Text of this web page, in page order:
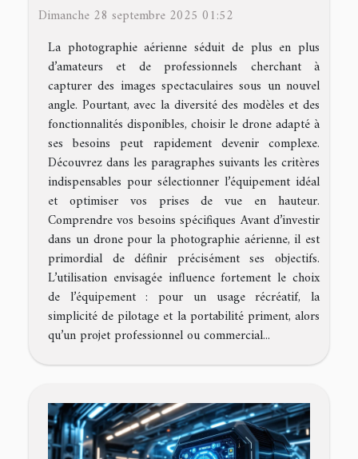
Dimanche 28 septembre 2025 01:52
La photographie aérienne séduit de plus en plus
d’amateurs et de professionnels cherchant à
capturer des images spectaculaires sous un nouvel
angle. Pourtant, avec la diversité des modèles et des
fonctionnalités disponibles, choisir le drone adapté à
ses besoins peut rapidement devenir complexe.
Découvrez dans les paragraphes suivants les critères
indispensables pour sélectionner l’équipement idéal
et optimiser vos prises de vue en hauteur.
Comprendre vos besoins spécifiques Avant d’investir
dans un drone pour la photographie aérienne, il est
primordial de définir précisément ses objectifs.
L’utilisation envisagée influence fortement le choix
de l’équipement : pour un usage récréatif, la
simplicité de pilotage et la portabilité priment, alors
qu’un projet professionnel ou commercial...